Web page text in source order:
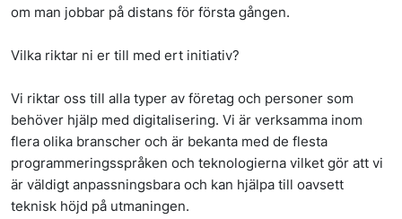
om man jobbar på distans för första gången.
Vilka riktar ni er till med ert initiativ?
Vi riktar oss till alla typer av företag och personer som
behöver hjälp med digitalisering. Vi är verksamma inom
flera olika branscher och är bekanta med de flesta
programmeringsspråken och teknologierna vilket gör att vi
är väldigt anpassningsbara och kan hjälpa till oavsett
teknisk höjd på utmaningen.